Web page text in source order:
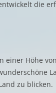
die
Höhe
zu blicken.